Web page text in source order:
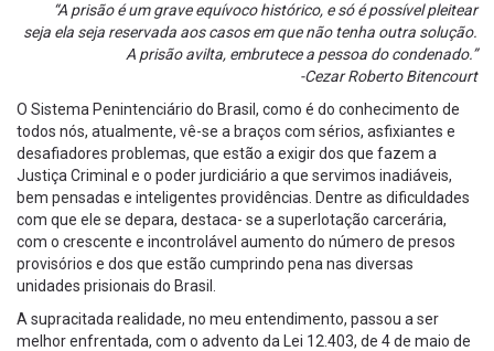
“A prisão é um grave equívoco histórico, e só é possível pleitear
seja ela seja reservada aos casos em que não tenha outra solução.
A prisão avilta, embrutece a pessoa do condenado.”
-Cezar Roberto Bitencourt
O Sistema Penintenciário do Brasil, como é do conhecimento de
todos nós, atualmente, vê-se a braços com sérios, asfixiantes e
desafiadores problemas, que estão a exigir dos que fazem a
Justiça Criminal e o poder jurdiciário a que servimos inadiáveis,
bem pensadas e inteligentes providências. Dentre as dificuldades
com que ele se depara, destaca- se a superlotação carcerária,
com o crescente e incontrolável aumento do número de presos
provisórios e dos que estão cumprindo pena nas diversas
unidades prisionais do Brasil.
A supracitada realidade, no meu entendimento, passou a ser
melhor enfrentada, com o advento da Lei 12.403, de 4 de maio de